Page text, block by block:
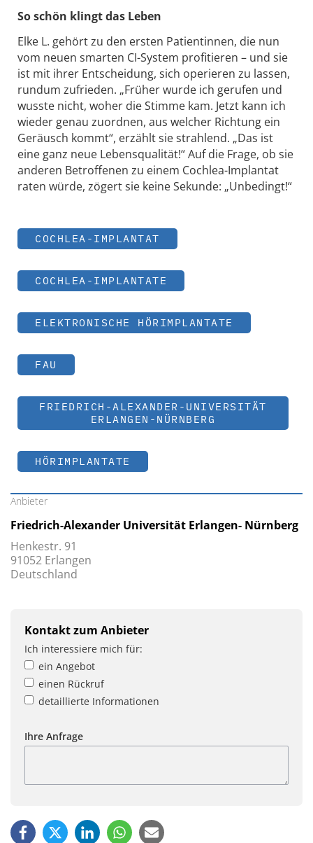
So schön klingt das Leben
Elke L. gehört zu den ersten Patientinnen, die nun
vom neuen smarten CI-System profitieren – und sie
ist mit ihrer Entscheidung, sich operieren zu lassen,
rundum zufrieden. „Früher wurde ich gerufen und
wusste nicht, woher die Stimme kam. Jetzt kann ich
wieder genau zuordnen, aus welcher Richtung ein
Geräusch kommt“, erzählt sie strahlend. „Das ist
eine ganz neue Lebensqualität!“ Auf die Frage, ob sie
anderen Betroffenen zu einem Cochlea-Implantat
raten würde, zögert sie keine Sekunde: „Unbedingt!“
COCHLEA-IMPLANTAT
COCHLEA-IMPLANTATE
ELEKTRONISCHE HÖRIMPLANTATE
FAU
FRIEDRICH-ALEXANDER-UNIVERSITÄT
ERLANGEN-NÜRNBERG
HÖRIMPLANTATE
Anbieter
Friedrich-Alexander Universität Erlangen- Nürnberg
Henkestr. 91
91052 Erlangen
Deutschland
Kontakt zum Anbieter
Ich interessiere mich für:
ein Angebot
einen Rückruf
detaillierte Informationen
Ihre Anfrage